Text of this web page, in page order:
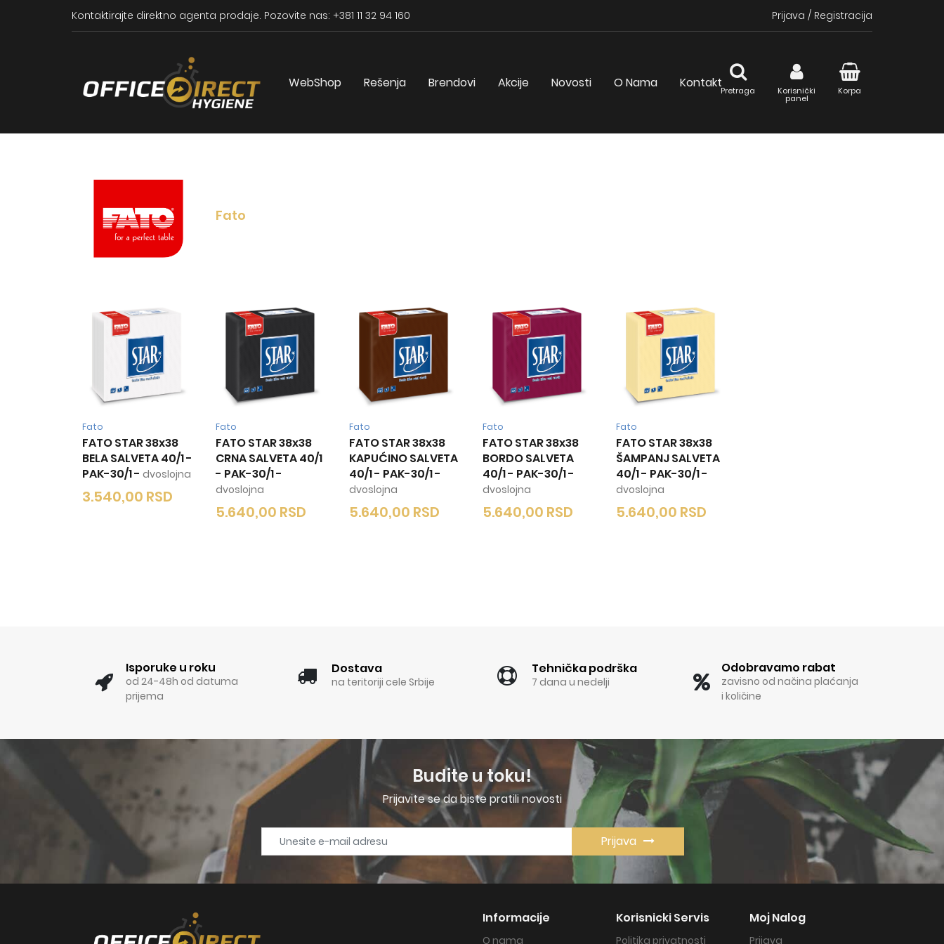
Kontaktirajte direktno agenta prodaje. Pozovite nas: +381 11 32 94 160 Prijava / Registracija
WebShop Rešenja Brendovi Akcije Novosti O Nama Kontakt
Pretraga Korisnički
panel
Korpa
Fato
Fato
FATO STAR 38x38
BELA SALVETA 40/1 -
PAK-30/1- dvoslojna
3.540,00 RSD
Fato
FATO STAR 38x38
CRNA SALVETA 40/1
- PAK-30/1-
dvoslojna
5.640,00 RSD
Fato
FATO STAR 38x38
KAPUĆINO SALVETA
40/1 - PAK-30/1-
dvoslojna
5.640,00 RSD
Fato
FATO STAR 38x38
BORDO SALVETA
40/1 - PAK-30/1-
dvoslojna
5.640,00 RSD
Fato
FATO STAR 38x38
ŠAMPANJ SALVETA
40/1 - PAK-30/1-
dvoslojna
5.640,00 RSD
Isporuke u roku
od 24-48h od datuma
prijema
Dostava
na teritoriji cele Srbije
Tehnička podrška
7 dana u nedelji
Odobravamo rabat
zavisno od načina plaćanja
i količine
Budite u toku!
Prijavite se da biste pratili novosti
Prijava
Informacije
O nama
Korisnicki Servis
Politika privatnosti
Moj Nalog
Prijava